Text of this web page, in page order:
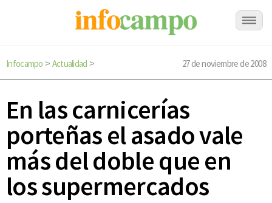
Infocampo > Actualidad > 27 de noviembre de 2008
En las carnicerías
porteñas el asado vale
más del doble que en
los supermercados